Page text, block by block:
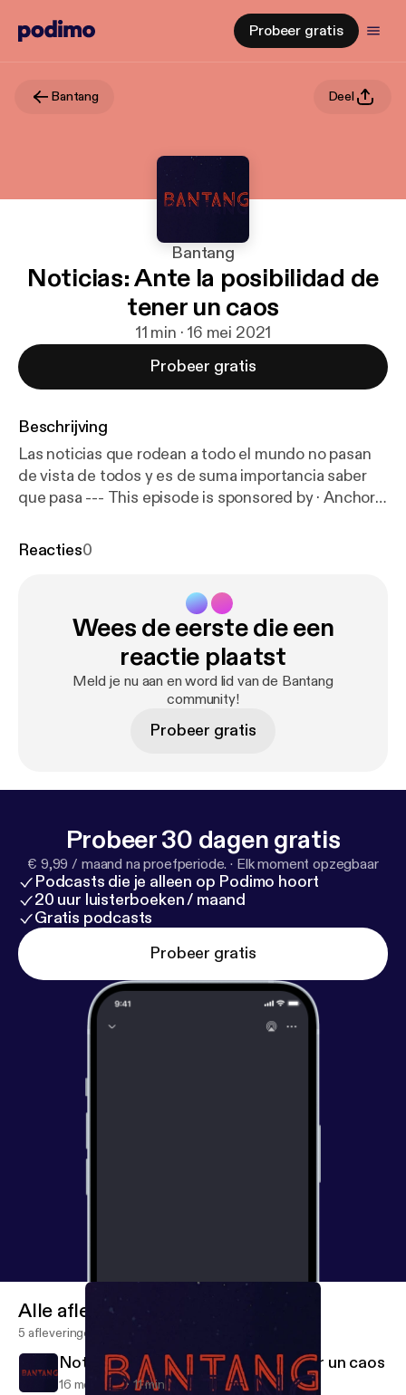
Probeer gratis
Bantang Deel
Bantang
Noticias: Ante la posibilidad de
tener un caos
11 min · 16 mei 2021
Probeer gratis
Beschrijving
Las noticias que rodean a todo el mundo no pasan
de vista de todos y es de suma importancia saber
que pasa --- This episode is sponsored by · Anchor:
m/app[ https://anchor.fm/app
Reacties0
Wees de eerste die een
reactie plaatst
Meld je nu aan en word lid van de Bantang
community!
Probeer gratis
Probeer 30 dagen gratis
€ 9,99 / maand na proefperiode. · Elk moment opzegbaar
Podcasts die je alleen op Podimo hoort
20 uur luisterboeken / maand
Gratis podcasts
Probeer gratis
Alle afleveringen
5 afleveringen
Noticias: Ante la posibilidad de tener un caos
16 mei 2021 11 min